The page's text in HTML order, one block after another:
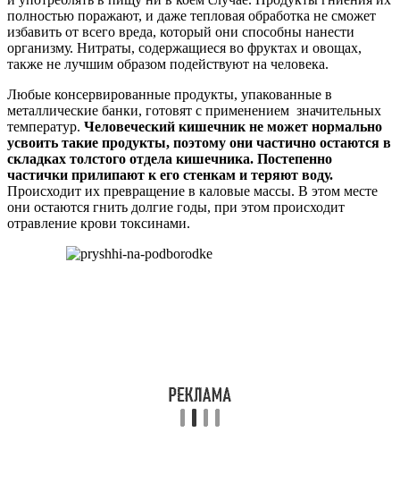
полностью поражают, и даже тепловая обработка не сможет
избавить от всего вреда, который они способны нанести
организму. Нитраты, содержащиеся во фруктах и овощах,
также не лучшим образом подействуют на человека.
Любые консервированные продукты, упакованные в
металлические банки, готовят с применением значительных
температур. Человеческий кишечник не может нормально
усвоить такие продукты, поэтому они частично остаются в
складках толстого отдела кишечника. Постепенно
частички прилипают к его стенкам и теряют воду.
Происходит их превращение в каловые массы. В этом месте
они остаются гнить долгие годы, при этом происходит
отравление крови токсинами.